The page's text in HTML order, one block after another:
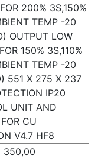
200% 3S,150%
TEMP -20
OUTPUT LOW
150% 3S,110%
TEMP -20
551 X 275 X 237
IP20
UNIT AND
CU
V4.7 HF8